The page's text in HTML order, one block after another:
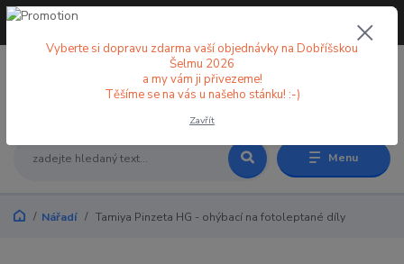
Menu
+420 773 998 582
Nářadí Tamiya Pinzeta HG - ohýbací na fotoleptané díly
Vyberte si dopravu zdarma vaší objednávky na Dobříšskou
Šelmu 2026
a my vám ji přivezeme!
Těšíme se na vás u našeho stánku! :-)
Zavřít